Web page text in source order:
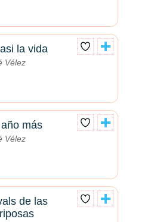
la vida
Vélez
más
Vélez
de las